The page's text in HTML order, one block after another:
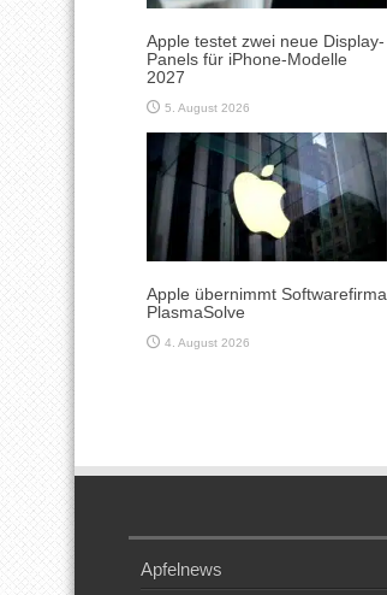
Apple testet zwei neue Display-
Panels für iPhone-Modelle
2027
5. August 2026
Apple übernimmt Softwarefirma
PlasmaSolve
4. August 2026
Apfelnews